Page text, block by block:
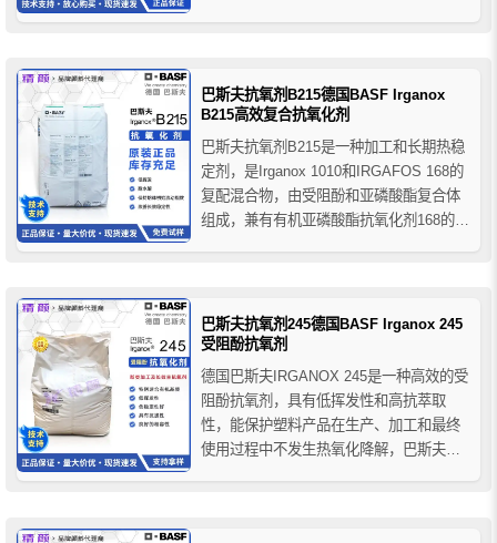
解决了需要对加工稳定性要求更高的应...
巴斯夫抗氧剂B215德国BASF Irganox
B215高效复合抗氧化剂
巴斯夫抗氧剂B215是一种加工和长期热稳
定剂，是Irganox 1010和IRGAFOS 168的
复配混合物，由受阻酚和亚磷酸酯复合体
组成，兼有有机亚磷酸酯抗氧化剂168的低
（如：紫外线吸收剂、光稳定剂、抗静
电...
巴斯夫抗氧剂245德国BASF Irganox 245
受阻酚抗氧剂
德国巴斯夫IRGANOX 245是一种高效的受
阻酚抗氧剂，具有低挥发性和高抗萃取
性，能保护塑料产品在生产、加工和最终
使用过程中不发生热氧化降解，巴斯夫抗